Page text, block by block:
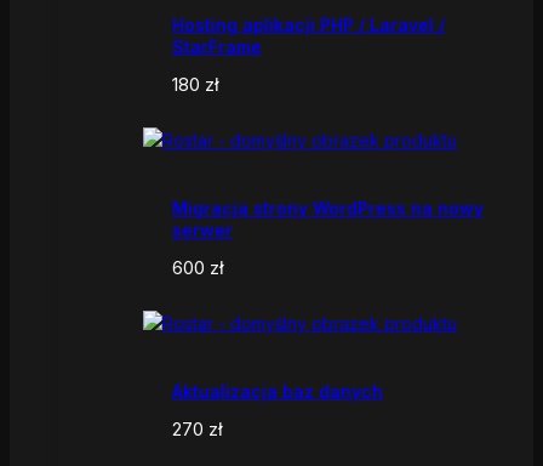
Hosting aplikacji PHP / Laravel /
StarFrame
180 zł
Migracja strony WordPress na nowy
serwer
600 zł
Aktualizacja baz danych
270 zł